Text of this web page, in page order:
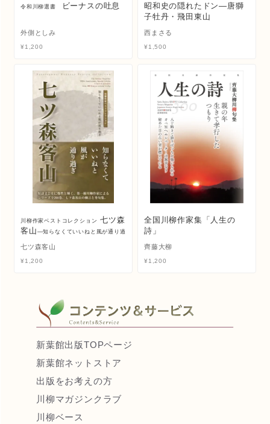
令和川柳選書 ビーナスの吐息
外側としみ
¥1,200
昭和史の隠れたドン―唐獅
子牡丹・飛田東山
西まさる
¥1,500
川柳作家ベストコレクション 七ツ森
客山 ―知らなくていいねと風が通り過
七ツ森客山
¥1,200
全国川柳作家集「人生の
詩」
齊藤大柳
¥1,200
新葉館出版TOPページ
新葉館ネットストア
出版をお考えの方
川柳マガジンクラブ
川柳ベース